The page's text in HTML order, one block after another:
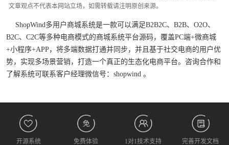
文章观点不代表本网站立场，如需转载请注明原创来源。
ShopWind多用户商城系统是一款可以满足B2B2C、B2B、O2O、
B2C、C2C等多种电商模式的商城系统平台源码，覆盖PC端+微商城
+小程序+APP，将多端数据打通并同步，并且基于社交电商的用户优
势，实现多场景营销，打造一个真正的生态化电商平台。咨询合作和
了解系统可联系客户经理微信号：shopwind 。
开源系统 免费体验 1对1技术支持 完善开发文档